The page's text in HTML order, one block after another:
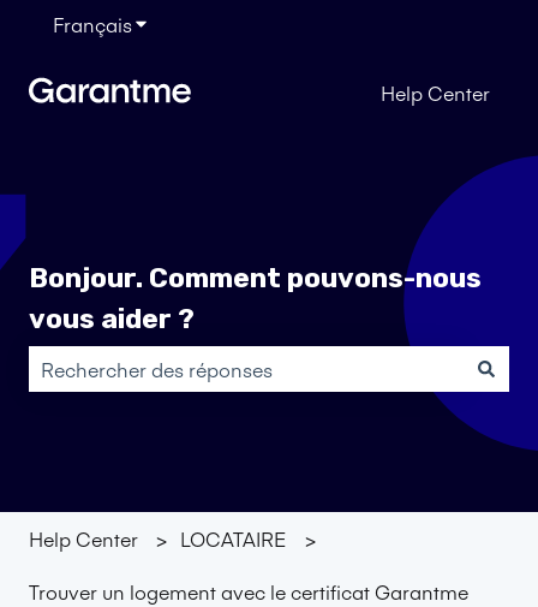
FrançaisAfficher le sous-menu pour les traductions
Help Center
Bonjour. Comment pouvons-nous
vous aider ?
Il n'y a aucune suggestion car le champ de recherche
Help Center LOCATAIRE
Trouver un logement avec le certificat Garantme